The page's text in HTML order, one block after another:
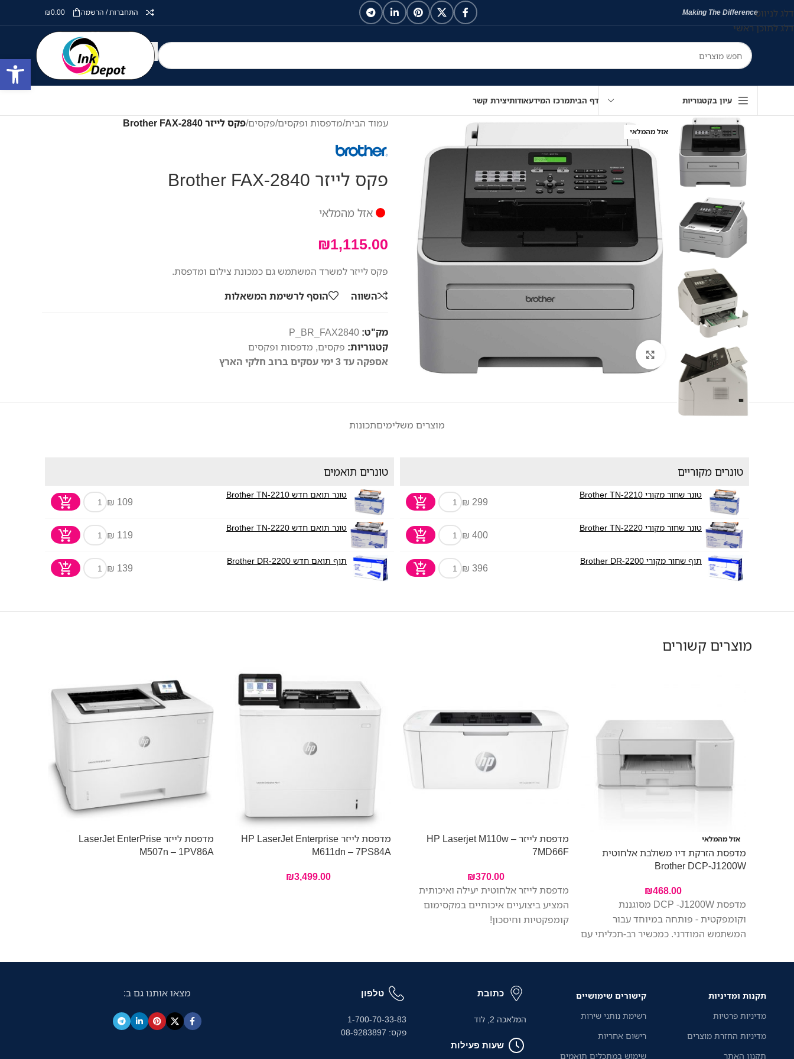
דלג לניווט
דלג לתוכן ראשי
Making The Difference התחברות / הרשמה ₪0.00
עיון בקטגוריות דף הביתמרכז המידעאודותיצירת קשר
אזל מהמלאי
לחץ להגדלה
עמוד הבית/מדפסות ופקסים/פקסים/פקס לייזר Brother FAX-2840
פקס לייזר Brother FAX-2840
אזל מהמלאי
₪1,115.00
פקס לייזר למשרד המשתמש גם כמכונת צילום ומדפסת.
השווה
הוסף לרשימת המשאלות
מק"ט: P_BR_FAX2840
קטגוריות: פקסים, מדפסות ופקסים
אספקה עד 3 ימי עסקים ברוב חלקי הארץ
מוצרים משלימיםתכונות
טונרים מקוריים
טונר שחור מקורי Brother TN-2210
299 ₪
טונר שחור מקורי Brother TN-2220
400 ₪
תוף שחור מקורי Brother DR-2200
396 ₪
טונרים תואמים
טונר תואם חדש Brother TN-2210
109 ₪
טונר תואם חדש Brother TN-2220
119 ₪
תוף תואם חדש Brother DR-2200
139 ₪
מוצרים קשורים
אזל מהמלאי
מדפסת הזרקת דיו משולבת אלחוטית
Brother DCP-J1200W
₪468.00
מדפסת DCP -J1200W מסוגננת
וקומפקטית - פותחה במיוחד עבור
המשתמש המודרני. כמכשיר רב-תכליתי עם
J1200W ללא מאמץ מכל מקום דרך
פחות הפרעות - הודות למחסניות דיו XL
720 עמודים
מדפסת לייזר HP Laserjet M110w –
7MD66F
₪370.00
מדפסת לייזר אלחוטית יעילה ואיכותית
המציע ביצועיים איכותיים במקסימום
קומפקטיות וחיסכון!
מדפסת לייזר HP LaserJet Enterprise
M611dn – 7PS84A
₪3,499.00
מדפסת לייזר LaserJet EnterPrise
M507n – 1PV86A
תקנות ומדיניות
מדיניות פרטיות
מדיניות החזרת מוצרים
תקנון האתר
קישורים שימושיים
רשימת נותני שירות
רישום אחריות
שימוש במתכלים תואמים
כתובת
המלאכה 2, לוד
שעות פעילות
טלפון
1-700-70-33-83
פקס: 08-9283897
מצאו אותנו גם ב:
פתח